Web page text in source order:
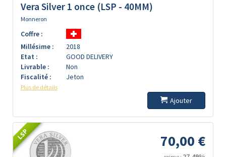
Vera Silver 1 once (LSP - 40MM)
Monneron
Coffre :
Millésime :
2018
Etat :
GOOD DELIVERY
Livrable :
Non
Fiscalité :
Jeton
Plus de détails
Ajouter
LSP 70,00 €